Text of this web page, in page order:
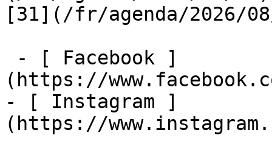
[31](/fr/agenda/
(https://
- [ Instagram ]
(https://